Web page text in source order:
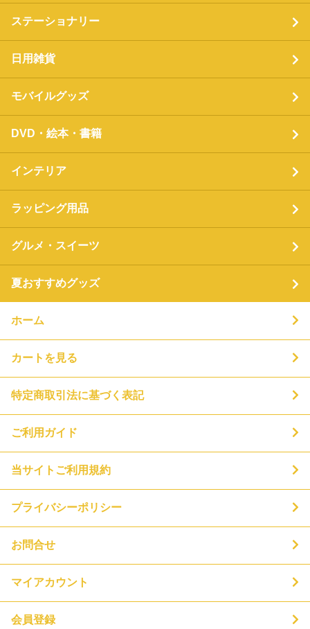
ステーショナリー
日用雑貨
モバイルグッズ
DVD・絵本・書籍
インテリア
ラッピング用品
グルメ・スイーツ
夏おすすめグッズ
ホーム
カートを見る
特定商取引法に基づく表記
ご利用ガイド
当サイトご利用規約
プライバシーポリシー
お問合せ
マイアカウント
会員登録